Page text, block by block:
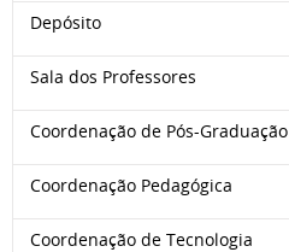
Depósito
Sala dos Professores
Coordenação de Pós-Graduação
Coordenação Pedagógica
Coordenação de Tecnologia